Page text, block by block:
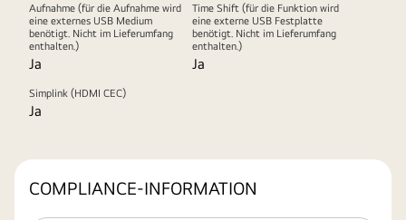
Aufnahme (für die Aufnahme wird
eine externes USB Medium
benötigt. Nicht im Lieferumfang
enthalten.)
Ja
Time Shift (für die Funktion wird
eine externe USB Festplatte
benötigt. Nicht im Lieferumfang
enthalten.)
Ja
Simplink (HDMI CEC)
Ja
COMPLIANCE-INFORMATION